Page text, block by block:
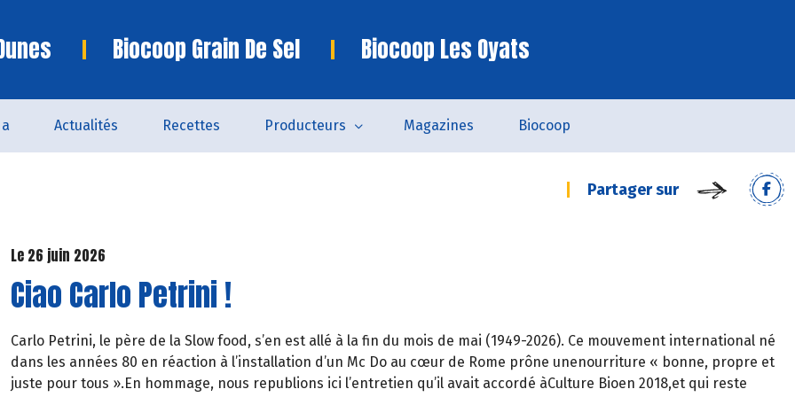
Biocoop Grain De Sel Biocoop Les Oyats
Actualités Recettes Producteurs Magazines Biocoop
Partager sur
Le 26 juin 2026
Ciao Carlo Petrini !
Carlo Petrini, le père de la Slow food, s’en est allé à la fin du mois de mai (1949-2026). Ce mouvement international né
dans les années 80 en réaction à l’installation d’un Mc Do au cœur de Rome prône unenourriture « bonne, propre et
juste pour tous ».En hommage, nous republions ici l’entretien qu’il avait accordé àCulture Bioen 2018,et qui reste